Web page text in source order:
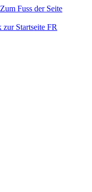
Zum Fuss der Seite
FR